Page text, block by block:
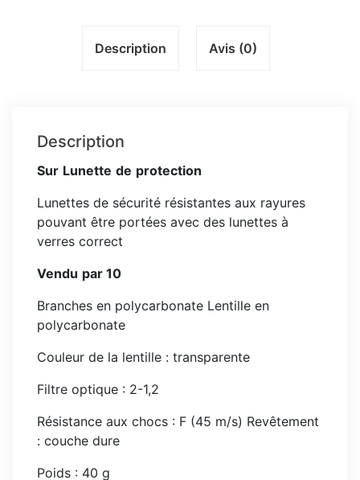
Description Avis (0)
Description
Sur Lunette de protection
Lunettes de sécurité résistantes aux rayures
pouvant être portées avec des lunettes à
verres correct
Vendu par 10
Branches en polycarbonate Lentille en
polycarbonate
Couleur de la lentille : transparente
Filtre optique : 2-1,2
Résistance aux chocs : F (45 m/s) Revêtement
: couche dure
Poids : 40 g